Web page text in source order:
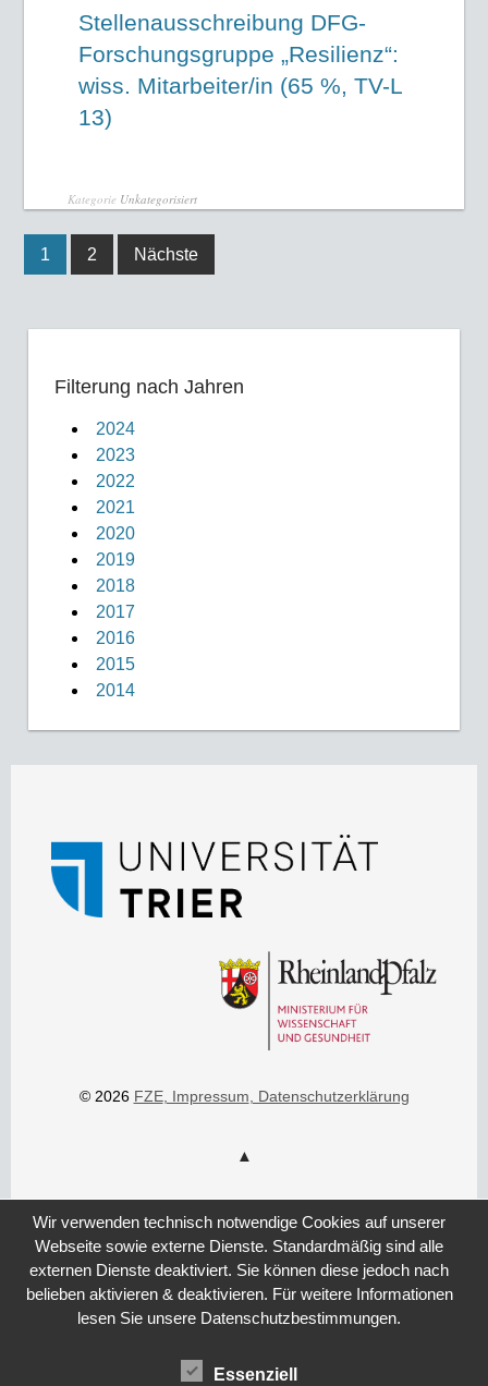
Stellenausschreibung DFG-
Forschungsgruppe „Resilienz“:
wiss. Mitarbeiter/in (65 %, TV-L
13)
Kategorie Unkategorisiert
1 2 Nächste
Filterung nach Jahren
2024
2023
2022
2021
2020
2019
2018
2017
2016
2015
2014
© 2026 FZE, Impressum , Datenschutzerklärung
Wir verwenden technisch notwendige Cookies auf unserer
Webseite sowie externe Dienste. Standardmäßig sind alle
externen Dienste deaktiviert. Sie können diese jedoch nach
belieben aktivieren & deaktivieren. Für weitere Informationen
lesen Sie unsere Datenschutzbestimmungen.
Essenziell